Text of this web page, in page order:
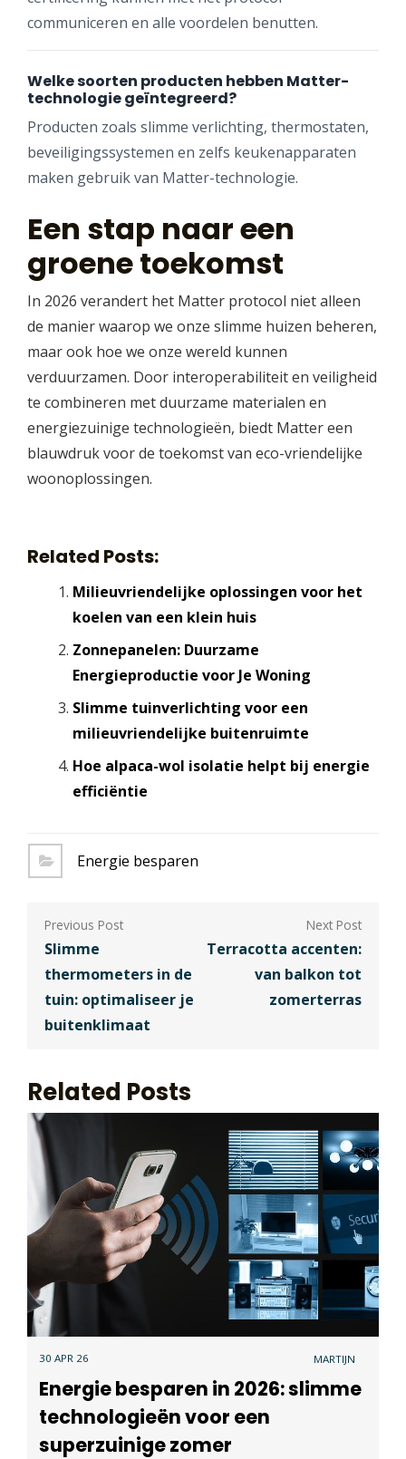
communiceren en alle voordelen benutten.
Welke soorten producten hebben Matter-
technologie geïntegreerd?
Producten zoals slimme verlichting, thermostaten,
beveiligingssystemen en zelfs keukenapparaten
maken gebruik van Matter-technologie.
Een stap naar een
groene toekomst
In 2026 verandert het Matter protocol niet alleen
de manier waarop we onze slimme huizen beheren,
maar ook hoe we onze wereld kunnen
verduurzamen. Door interoperabiliteit en veiligheid
te combineren met duurzame materialen en
energiezuinige technologieën, biedt Matter een
blauwdruk voor de toekomst van eco-vriendelijke
woonoplossingen.
Related Posts:
Milieuvriendelijke oplossingen voor het
koelen van een klein huis
Zonnepanelen: Duurzame
Energieproductie voor Je Woning
Slimme tuinverlichting voor een
milieuvriendelijke buitenruimte
Hoe alpaca-wol isolatie helpt bij energie
efficiëntie
Energie besparen
Berichtnavigatie
Slimme
thermometers in de
tuin: optimaliseer je
buitenklimaat
Terracotta accenten:
van balkon tot
zomerterras
Related Posts
30 APR 26 MARTIJN
Energie besparen in 2026: slimme
technologieën voor een
superzuinige zomer